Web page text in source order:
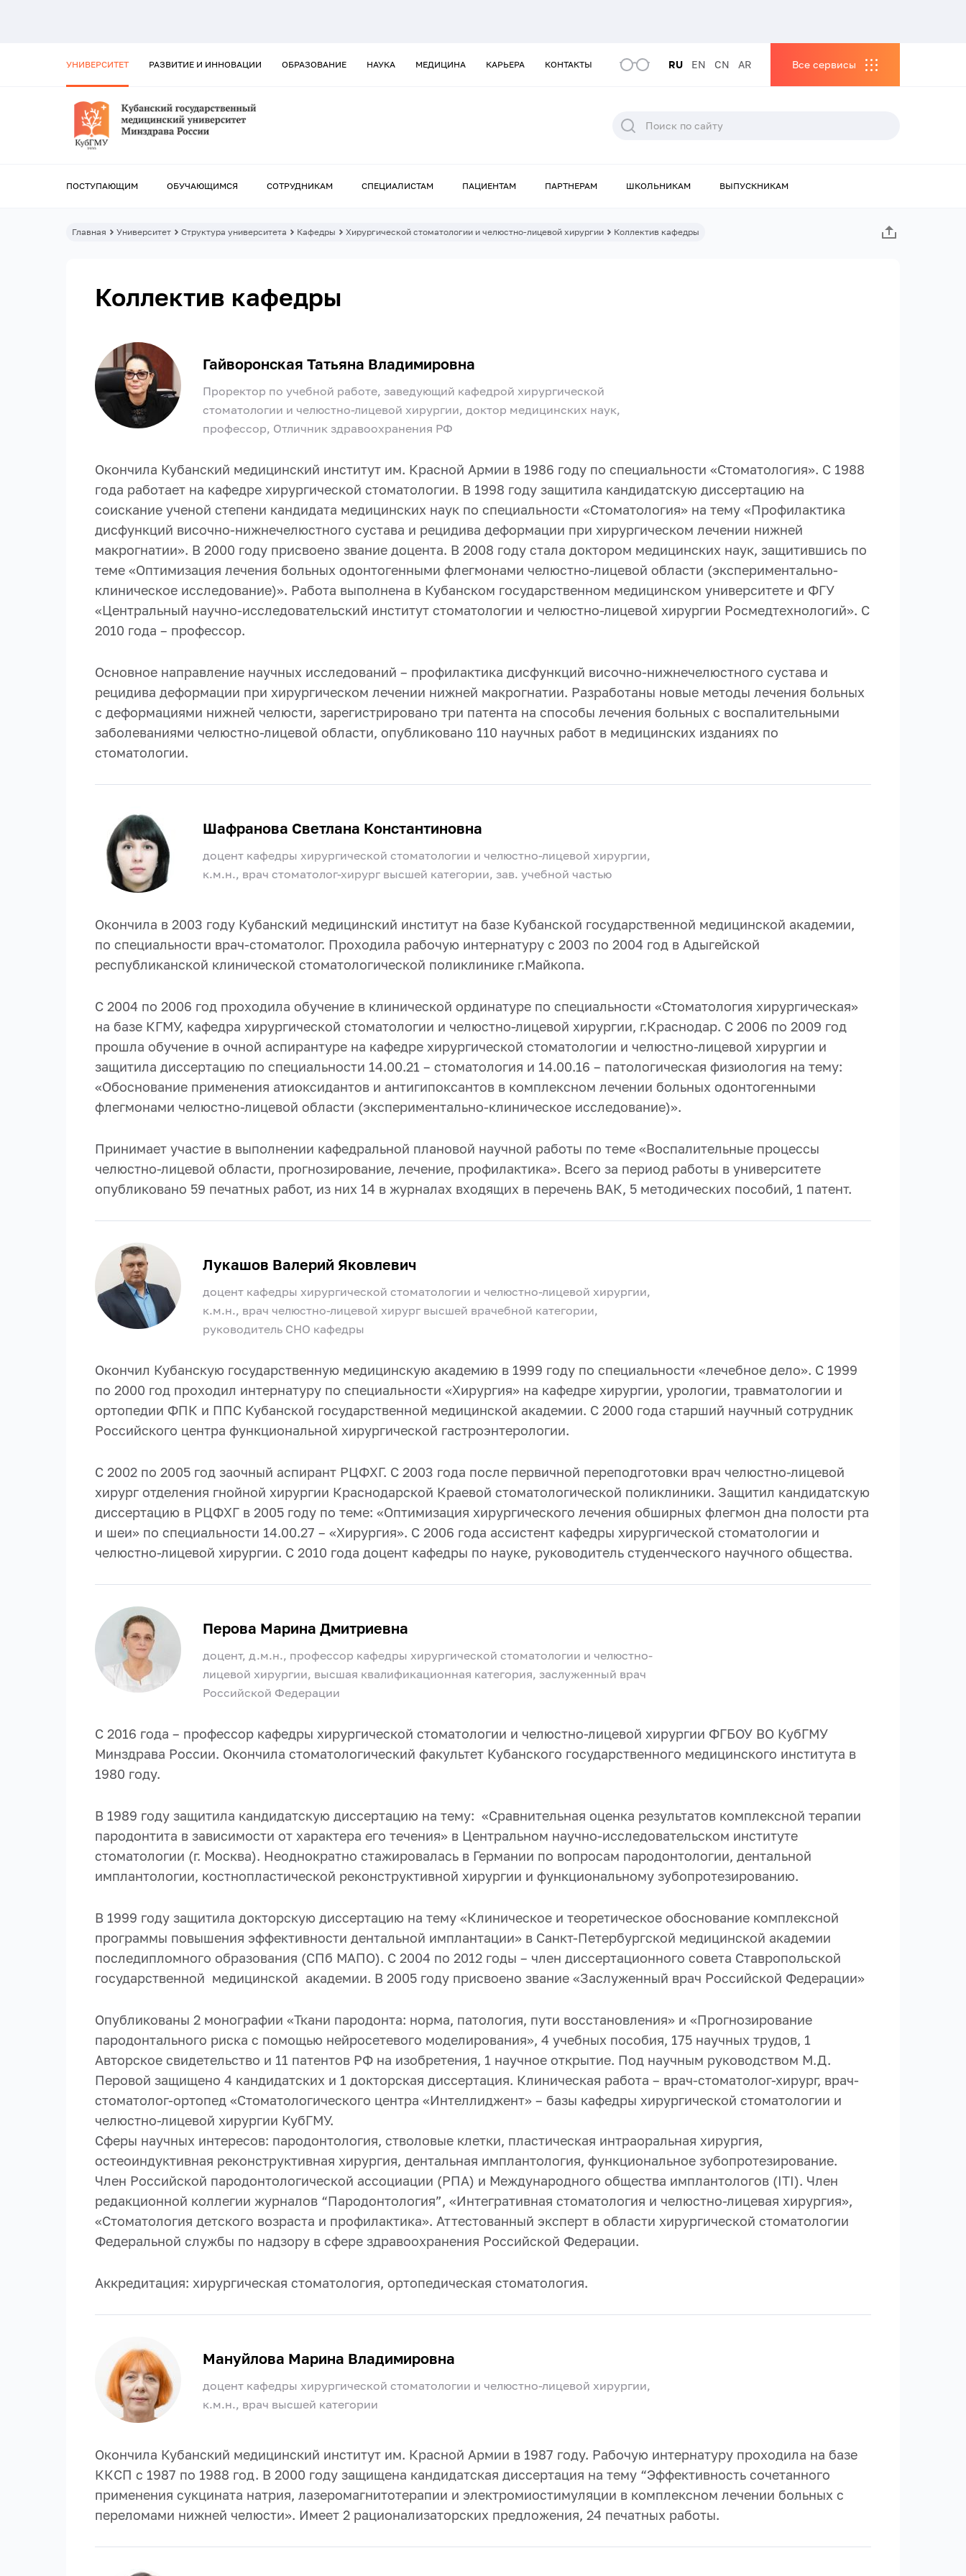
УНИВЕРСИТЕТ РАЗВИТИЕ И ИННОВАЦИИ ОБРАЗОВАНИЕ НАУКА МЕДИЦИНА КАРЬЕРА КОНТАКТЫ RU EN CN AR Все сервисы
ПОСТУПАЮЩИМ ОБУЧАЮЩИМСЯ СОТРУДНИКАМ СПЕЦИАЛИСТАМ ПАЦИЕНТАМ ПАРТНЕРАМ ШКОЛЬНИКАМ ВЫПУСКНИКАМ
Главная Университет Структура университета Кафедры Хирургической стоматологии и челюстно-лицевой хирургии Коллектив кафедры
Коллектив кафедры
Гайворонская Татьяна Владимировна
Проректор по учебной работе, заведующий кафедрой хирургической
стоматологии и челюстно-лицевой хирургии, доктор медицинских наук,
профессор, Отличник здравоохранения РФ
Окончила Кубанский медицинский институт им. Красной Армии в 1986 году по специальности «Стоматология». С 1988
года работает на кафедре хирургической стоматологии. В 1998 году защитила кандидатскую диссертацию на
соискание ученой степени кандидата медицинских наук по специальности «Стоматология» на тему «Профилактика
дисфункций височно-нижнечелюстного сустава и рецидива деформации при хирургическом лечении нижней
макрогнатии». В 2000 году присвоено звание доцента. В 2008 году стала доктором медицинских наук, защитившись по
теме «Оптимизация лечения больных одонтогенными флегмонами челюстно-лицевой области (экспериментально-
клиническое исследование)». Работа выполнена в Кубанском государственном медицинском университете и ФГУ
«Центральный научно-исследовательский институт стоматологии и челюстно-лицевой хирургии Росмедтехнологий». С
2010 года – профессор.
Основное направление научных исследований – профилактика дисфункций височно-нижнечелюстного сустава и
рецидива деформации при хирургическом лечении нижней макрогнатии. Разработаны новые методы лечения больных
с деформациями нижней челюсти, зарегистрировано три патента на способы лечения больных с воспалительными
заболеваниями челюстно-лицевой области, опубликовано 110 научных работ в медицинских изданиях по
стоматологии.
Шафранова Светлана Константиновна
доцент кафедры хирургической стоматологии и челюстно-лицевой хирургии,
к.м.н., врач стоматолог-хирург высшей категории, зав. учебной частью
Окончила в 2003 году Кубанский медицинский институт на базе Кубанской государственной медицинской академии,
по специальности врач-стоматолог. Проходила рабочую интернатуру с 2003 по 2004 год в Адыгейской
республиканской клинической стоматологической поликлинике г.Майкопа.
С 2004 по 2006 год проходила обучение в клинической ординатуре по специальности «Стоматология хирургическая»
на базе КГМУ, кафедра хирургической стоматологии и челюстно-лицевой хирургии, г.Краснодар. С 2006 по 2009 год
прошла обучение в очной аспирантуре на кафедре хирургической стоматологии и челюстно-лицевой хирургии и
защитила диссертацию по специальности 14.00.21 – стоматология и 14.00.16 – патологическая физиология на тему:
«Обоснование применения атиоксидантов и антигипоксантов в комплексном лечении больных одонтогенными
флегмонами челюстно-лицевой области (экспериментально-клиническое исследование)».
Принимает участие в выполнении кафедральной плановой научной работы по теме «Воспалительные процессы
челюстно-лицевой области, прогнозирование, лечение, профилактика». Всего за период работы в университете
опубликовано 59 печатных работ, из них 14 в журналах входящих в перечень ВАК, 5 методических пособий, 1 патент.
Лукашов Валерий Яковлевич
доцент кафедры хирургической стоматологии и челюстно-лицевой хирургии,
к.м.н., врач челюстно-лицевой хирург высшей врачебной категории,
руководитель СНО кафедры
Окончил Кубанскую государственную медицинскую академию в 1999 году по специальности «лечебное дело». С 1999
по 2000 год проходил интернатуру по специальности «Хирургия» на кафедре хирургии, урологии, травматологии и
ортопедии ФПК и ППС Кубанской государственной медицинской академии. С 2000 года старший научный сотрудник
Российского центра функциональной хирургической гастроэнтерологии.
С 2002 по 2005 год заочный аспирант РЦФХГ. С 2003 года после первичной переподготовки врач челюстно-лицевой
хирург отделения гнойной хирургии Краснодарской Краевой стоматологической поликлиники. Защитил кандидатскую
диссертацию в РЦФХГ в 2005 году по теме: «Оптимизация хирургического лечения обширных флегмон дна полости рта
и шеи» по специальности 14.00.27 – «Хирургия». С 2006 года ассистент кафедры хирургической стоматологии и
челюстно-лицевой хирургии. С 2010 года доцент кафедры по науке, руководитель студенческого научного общества.
Перова Марина Дмитриевна
доцент, д.м.н., профессор кафедры хирургической стоматологии и челюстно-
лицевой хирургии, высшая квалификационная категория, заслуженный врач
Российской Федерации
С 2016 года – профессор кафедры хирургической стоматологии и челюстно-лицевой хирургии ФГБОУ ВО КубГМУ
Минздрава России. Окончила стоматологический факультет Кубанского государственного медицинского института в
1980 году.
В 1989 году защитила кандидатскую диссертацию на тему: «Сравнительная оценка результатов комплексной терапии
пародонтита в зависимости от характера его течения» в Центральном научно-исследовательском институте
стоматологии (г. Москва). Неоднократно стажировалась в Германии по вопросам пародонтологии, дентальной
имплантологии, костнопластической реконструктивной хирургии и функциональному зубопротезированию.
В 1999 году защитила докторскую диссертацию на тему «Клиническое и теоретическое обоснование комплексной
программы повышения эффективности дентальной имплантации» в Санкт-Петербургской медицинской академии
последипломного образования (СПб МАПО). С 2004 по 2012 годы – член диссертационного совета Ставропольской
государственной медицинской академии. В 2005 году присвоено звание «Заслуженный врач Российской Федерации»
Опубликованы 2 монографии «Ткани пародонта: норма, патология, пути восстановления» и «Прогнозирование
пародонтального риска с помощью нейросетевого моделирования», 4 учебных пособия, 175 научных трудов, 1
Авторское свидетельство и 11 патентов РФ на изобретения, 1 научное открытие. Под научным руководством М.Д.
Перовой защищено 4 кандидатских и 1 докторская диссертация. Клиническая работа – врач-стоматолог-хирург, врач-
стоматолог-ортопед «Стоматологического центра «Интеллиджент» – базы кафедры хирургической стоматологии и
челюстно-лицевой хирургии КубГМУ.
Сферы научных интересов: пародонтология, стволовые клетки, пластическая интраоральная хирургия,
остеоиндуктивная реконструктивная хирургия, дентальная имплантология, функциональное зубопротезирование.
Член Российской пародонтологической ассоциации (РПА) и Международного общества имплантологов (ITI). Член
редакционной коллегии журналов “Пародонтология”, «Интегративная стоматология и челюстно-лицевая хирургия»,
«Стоматология детского возраста и профилактика». Аттестованный эксперт в области хирургической стоматологии
Федеральной службы по надзору в сфере здравоохранения Российской Федерации.
Аккредитация: хирургическая стоматология, ортопедическая стоматология.
Мануйлова Марина Владимировна
доцент кафедры хирургической стоматологии и челюстно-лицевой хирургии,
к.м.н., врач высшей категории
Окончила Кубанский медицинский институт им. Красной Армии в 1987 году. Рабочую интернатуру проходила на базе
ККСП с 1987 по 1988 год. В 2000 году защищена кандидатская диссертация на тему “Эффективность сочетанного
применения сукцината натрия, лазеромагнитотерапии и электромиостимуляции в комплексном лечении больных с
переломами нижней челюсти». Имеет 2 рационализаторских предложения, 24 печатных работы.